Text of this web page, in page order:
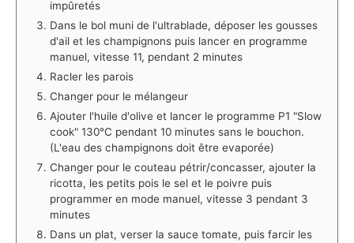
impûretés
Dans le bol muni de l'ultrablade, déposer les gousses
d'ail et les champignons puis lancer en programme
manuel, vitesse 11, pendant 2 minutes
Racler les parois
Changer pour le mélangeur
Ajouter l'huile d'olive et lancer le programme P1 "Slow
cook" 130°C pendant 10 minutes sans le bouchon.
(L'eau des champignons doit être evaporée)
Changer pour le couteau pétrir/concasser, ajouter la
ricotta, les petits pois le sel et le poivre puis
programmer en mode manuel, vitesse 3 pendant 3
minutes
Dans un plat, verser la sauce tomate, puis farcir les